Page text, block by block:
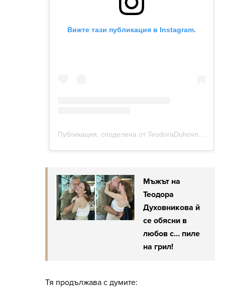
Мъжът на
Теодора
Духовникова й
се обясни в
любов с… пиле
на грил!
Тя продължава с думите: